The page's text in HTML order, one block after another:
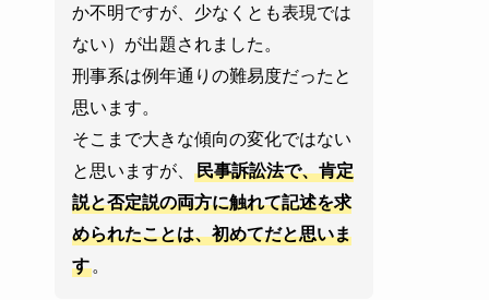
か不明ですが、少なくとも表現では
ない）が出題されました。
刑事系は例年通りの難易度だったと
思います。
そこまで大きな傾向の変化ではない
と思いますが、民事訴訟法で、肯定
説と否定説の両方に触れて記述を求
められたことは、初めてだと思いま
す 。